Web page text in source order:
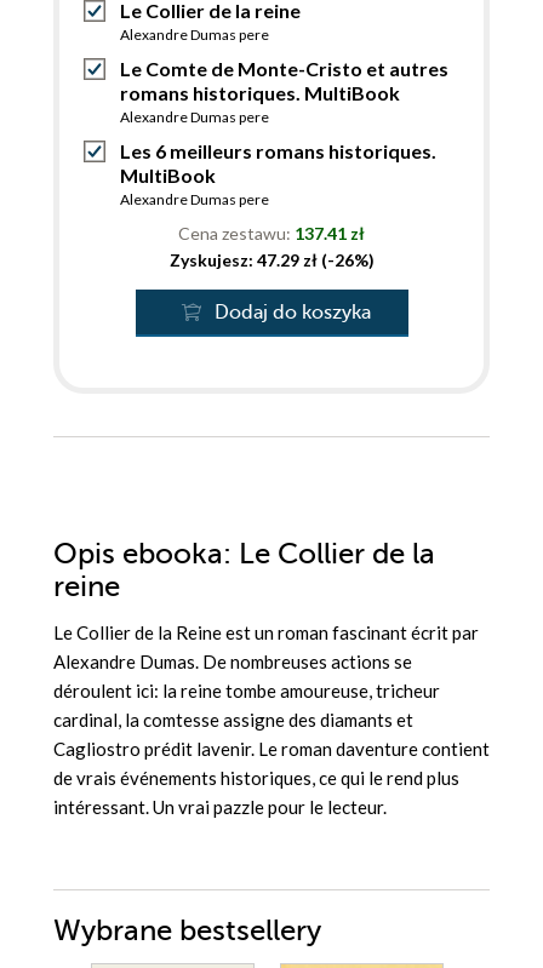
Le Collier de la reine
Alexandre Dumas pere
Le Comte de Monte-Cristo et autres
romans historiques. MultiBook
Alexandre Dumas pere
Les 6 meilleurs romans historiques.
MultiBook
Alexandre Dumas pere
Cena zestawu: 137.41 zł
Zyskujesz: 47.29 zł (-26%)
Dodaj do koszyka
Opis ebooka: Le Collier de la
reine
Le Collier de la Reine est un roman fascinant écrit par
Alexandre Dumas. De nombreuses actions se
déroulent ici: la reine tombe amoureuse, tricheur
cardinal, la comtesse assigne des diamants et
Cagliostro prédit lavenir. Le roman daventure contient
de vrais événements historiques, ce qui le rend plus
intéressant. Un vrai pazzle pour le lecteur.
Wybrane bestsellery